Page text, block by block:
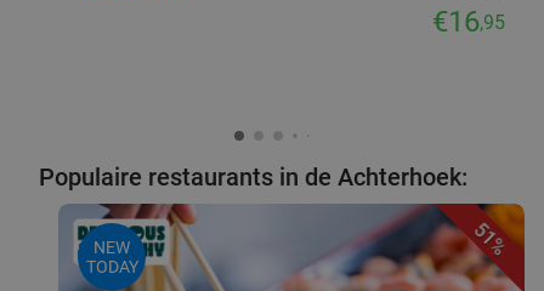
€16,95
Populaire restaurants in de Achterhoek:
51%
NEW
TODAY